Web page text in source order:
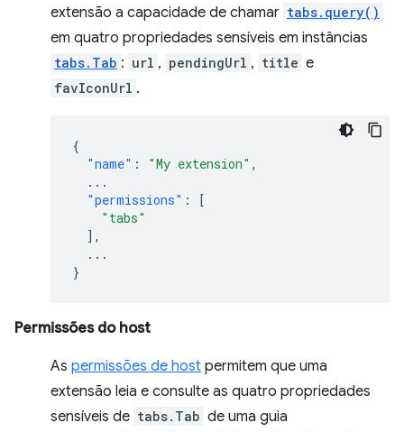
extensão a capacidade de chamar tabs.query()
em quatro propriedades sensíveis em instâncias
tabs.Tab : url , pendingUrl , title e
favIconUrl .
{
"name" : "My extension" ,
...
"permissions" :
[
"tabs"
],
...
}
Permissões do host
As permissões de host permitem que uma
extensão leia e consulte as quatro propriedades
sensíveis de tabs.Tab de uma guia